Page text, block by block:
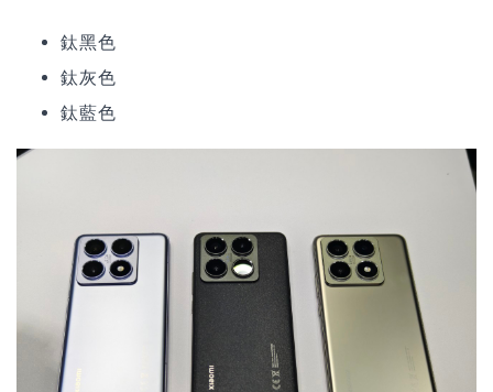
鈦黑色
鈦灰色
鈦藍色